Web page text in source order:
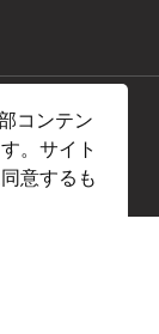
コンテン
。サイト
意するも